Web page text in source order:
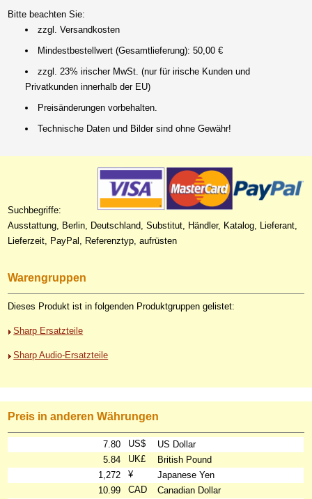
Bitte beachten Sie:
zzgl. Versandkosten
Mindestbestellwert (Gesamtlieferung): 50,00 €
zzgl. 23% irischer MwSt. (nur für irische Kunden und
Privatkunden innerhalb der EU)
Preisänderungen vorbehalten.
Technische Daten und Bilder sind ohne Gewähr!
Suchbegriffe:
Ausstattung, Berlin, Deutschland, Substitut, Händler, Katalog, Lieferant,
Lieferzeit, PayPal, Referenztyp, aufrüsten
Warengruppen
Dieses Produkt ist in folgenden Produktgruppen gelistet:
Sharp Ersatzteile
Sharp Audio-Ersatzteile
Preis in anderen Währungen
7.80 US$
US Dollar
5.84
UK£
British Pound
1,272
¥
Japanese Yen
10.99
CAD
Canadian Dollar